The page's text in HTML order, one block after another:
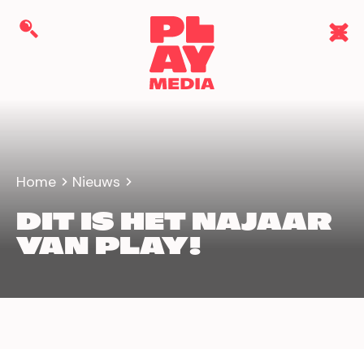
Home Nieuws
DIT IS HET NAJAAR
VAN PLAY!